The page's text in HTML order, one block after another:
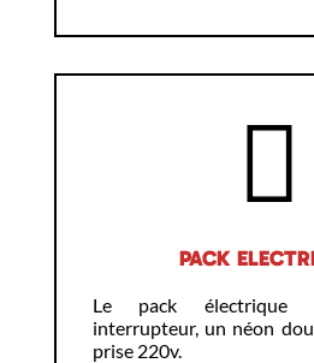
PACK
Le pack électrique
interrupteur, un néon
prise 220v.